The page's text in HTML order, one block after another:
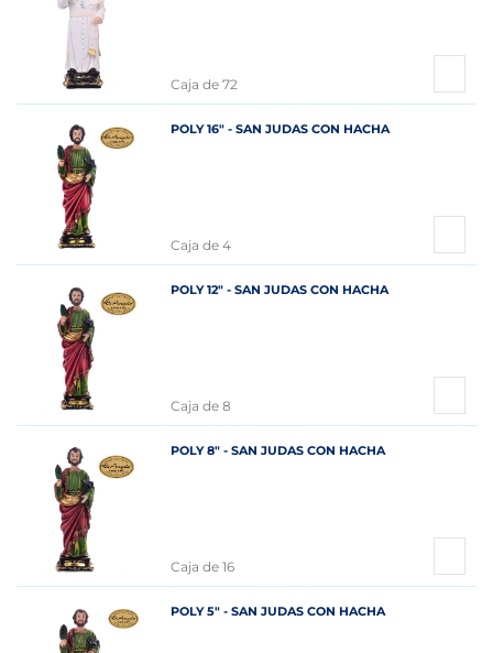
Caja de 72
POLY 16" - SAN JUDAS CON HACHA
Caja de 4
POLY 12" - SAN JUDAS CON HACHA
Caja de 8
POLY 8" - SAN JUDAS CON HACHA
Caja de 16
POLY 5" - SAN JUDAS CON HACHA